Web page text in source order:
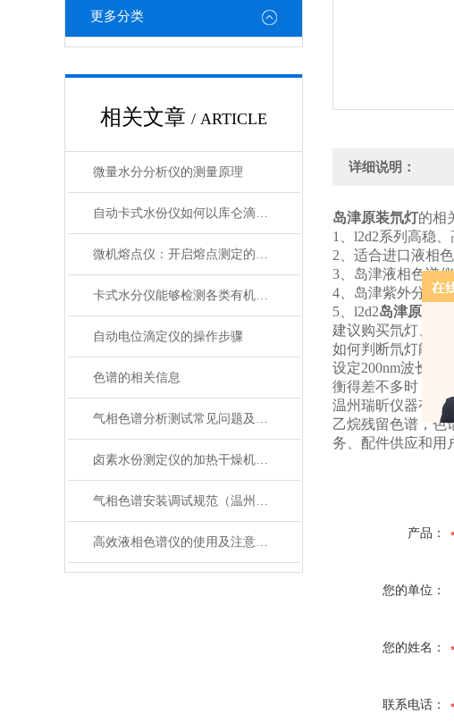
更多分类
相关文章 / ARTICLE
微量水分分析仪的测量原理
自动卡式水份仪如何以库仑滴定之刃剖解ppm级痕量之谜
微机熔点仪：开启熔点测定的智能化时代
卡式水分仪能够检测各类有机及无机固体
自动电位滴定仪的操作步骤
色谱的相关信息
气相色谱分析测试常见问题及解决方法
卤素水份测定仪的加热干燥机理与数据校准技术应用
气相色谱安装调试规范（温州瑞昕仪器有限公司）
高效液相色谱仪的使用及注意事项
详细说明：
岛津原装氘灯的相
1、l2d2系列高稳
2、适合进口液相
3、岛津液相色谱仪
4、岛津紫外分光
5、l2d2岛津原装氘
建议购买氘灯、钨
如何判断氘灯能量？
设定200nm波长，
衡得差不多时，再
温州瑞昕仪器有限
乙烷残留色谱，色
务、配件供应和用
产品：
您的单位：
您的姓名：
联系电话：